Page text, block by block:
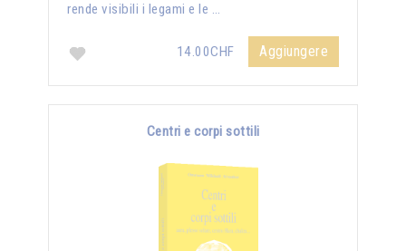
rende visibili i legami e le …
14.00CHF Aggiungere
Centri e corpi sottili